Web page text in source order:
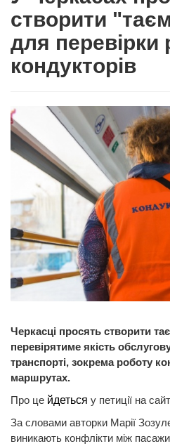
створити
для перевірки
кондукторів
Черкасці просять створити
перевірятиме якість
транспорті, зокрема роботу
маршрутах.
Про це йдеться у петиції на
За словами авторки Марії
виникають конфлікти між